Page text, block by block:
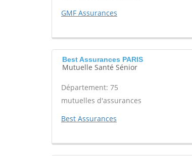
GMF Assurances
Best Assurances PARIS
Mutuelle Santé Sénior
Département: 75
mutuelles d'assurances
Best Assurances